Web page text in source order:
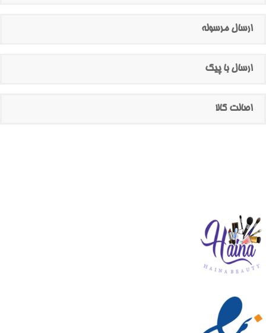
ارسال مرسوله
ارسال با پیک
اصالت کالا